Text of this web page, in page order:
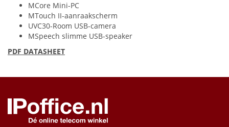
MCore Mini-PC
MTouch II-aanraakscherm
UVC30-Room USB-camera
MSpeech slimme USB-speaker
PDF DATASHEET